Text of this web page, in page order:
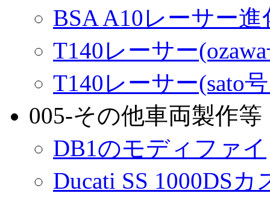
BSA A10レーサー進
T140レーサー
T140レーサー(sato
005-その他車両製作等
DB1のモディファイ
Ducati SS 1000DSカ